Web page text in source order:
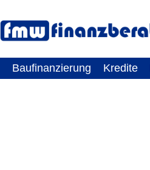
Baufinanzierung Kredite